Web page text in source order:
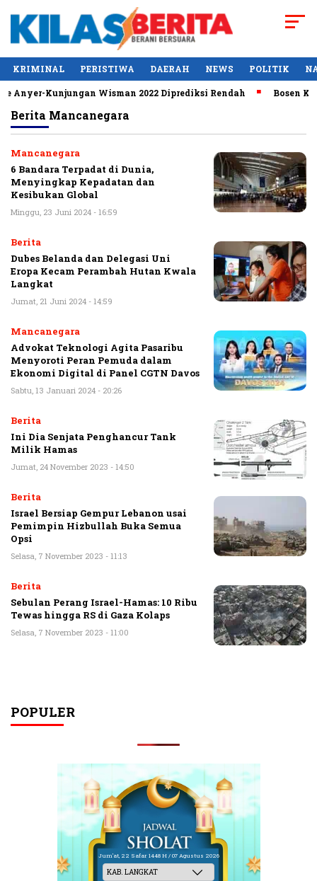
KRIMINAL PERISTIWA DAERAH NEWS POLITIK
Anyer-Kunjungan Wisman 2022 Diprediksi Rendah Bosen
Berita Mancanegara
Mancanegara
6 Bandara Terpadat di Dunia,
Menyingkap Kepadatan dan
Kesibukan Global
Minggu, 23 Juni 2024 - 16:59
Berita
Dubes Belanda dan Delegasi Uni
Eropa Kecam Perambah Hutan Kwala
Langkat
Jumat, 21 Juni 2024 - 14:59
Mancanegara
Advokat Teknologi Agita Pasaribu
Menyoroti Peran Pemuda dalam
Ekonomi Digital di Panel CGTN Davos
Sabtu, 13 Januari 2024 - 20:26
Berita
Ini Dia Senjata Penghancur Tank
Milik Hamas
Jumat, 24 November 2023 - 14:50
Berita
Israel Bersiap Gempur Lebanon usai
Pemimpin Hizbullah Buka Semua
Opsi
Selasa, 7 November 2023 - 11:13
Berita
Sebulan Perang Israel-Hamas: 10 Ribu
Tewas hingga RS di Gaza Kolaps
Selasa, 7 November 2023 - 11:00
POPULER
Jum'at, 22 Safar 1448 H / 07 Agustus 2026